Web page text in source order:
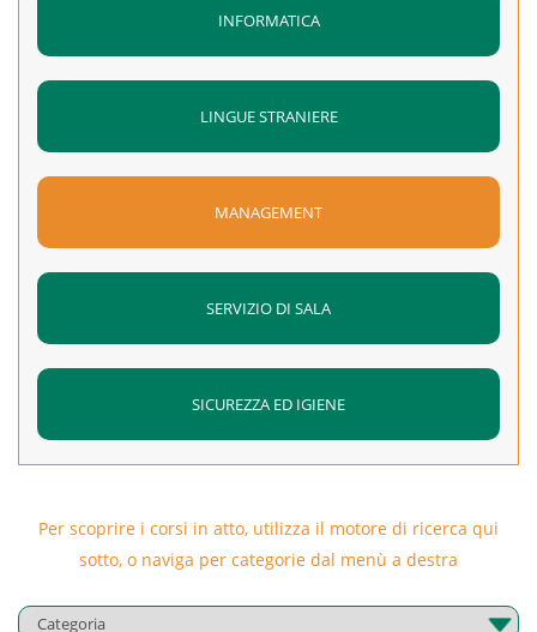
INFORMATICA
LINGUE STRANIERE
MANAGEMENT
SERVIZIO DI SALA
SICUREZZA ED IGIENE
Per scoprire i corsi in atto, utilizza il motore di ricerca qui
sotto, o naviga per categorie dal menù a destra